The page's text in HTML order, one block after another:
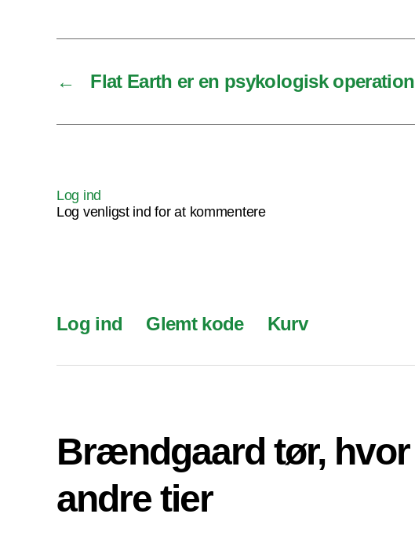
← Flat Earth er en psykologisk operation
Log ind
Log venligst ind for at kommentere
Log ind Glemt kode Kurv
Brændgaard tør, hvor
andre tier